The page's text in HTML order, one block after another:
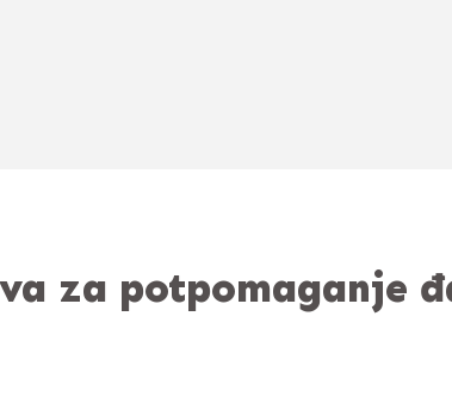
za potpomaganje